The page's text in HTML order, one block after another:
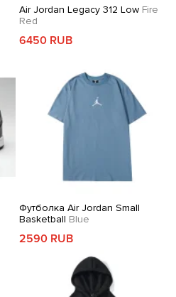
Air Jordan Legacy 312 Low Fire
Red
6450 RUB
Футболка Air Jordan Small
Basketball Blue
2590 RUB